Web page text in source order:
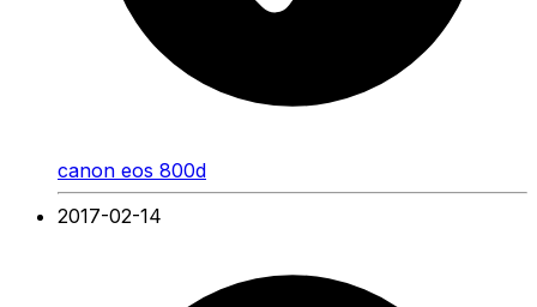
canon eos 800d
2017-02-14